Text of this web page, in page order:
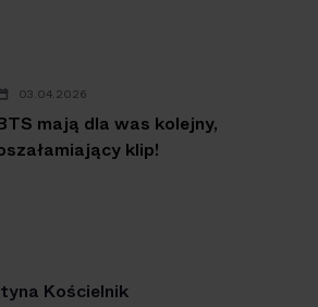
03.04.2026
mają dla was kolejny,
klip!
Kościelnik